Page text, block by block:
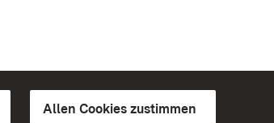
Allen Cookies zustimmen